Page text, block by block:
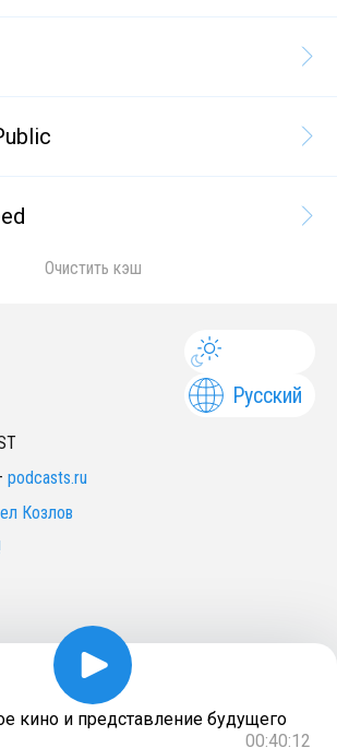
Очистить кэш
Русский
podcasts.ru
Козлов
кино и представление будущего
00:40:12